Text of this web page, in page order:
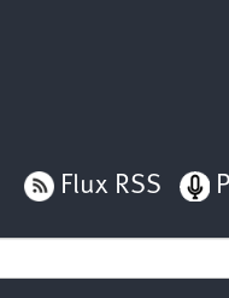
Flux RSS